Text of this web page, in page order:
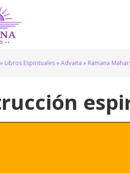
» Libros Espirituales»Advaita » Ramana